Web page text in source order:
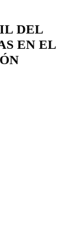
DEL
EN EL